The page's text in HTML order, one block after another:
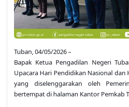
Tuban, 04/05/2026 –
Bapak Ketua Pengadilan Negeri
Upacara Hari Pendidikan Nasional dan
yang diselenggarakan oleh
bertempat di halaman Kantor Pemkab